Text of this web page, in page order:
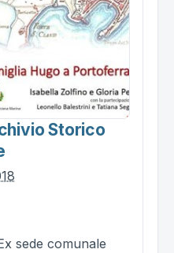
Storico
sede comunale